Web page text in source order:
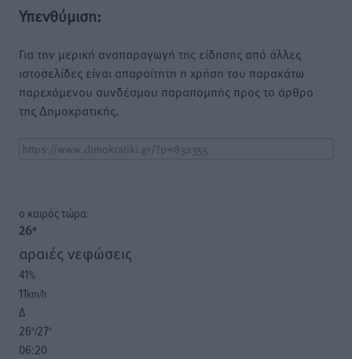
Υπενθύμιση:
Για την μερική αναπαραγωγή της είδησης από άλλες
ιστοσελίδες είναι απαραίτητη η χρήση του παρακάτω
παρεχόμενου συνδέσμου παραπομπής προς το άρθρο
της Δημοκρατικής.
o καιρός τώρα:
26°
αραιές νεφώσεις
41%
11km/h
Δ
26°/27°
06:20